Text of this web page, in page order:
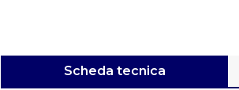
Scheda tecnica